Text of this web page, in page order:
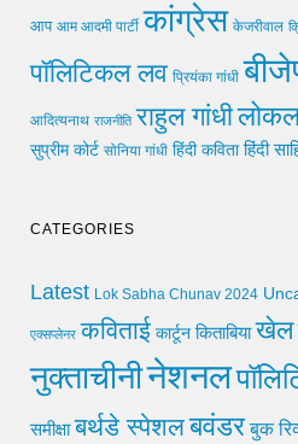
आप आम आदमी पार्टी कांग्रेस केजरीवाल
पॉलिटिकल लव प्रियंका गांधी
आदित्यनाथ राजनीति राहुल गांधीलोकल
सुप्रीम कोर्ट सोनिया गांधी हिंदी कविता हिंदी
CATEGORIES
Latest Lok Sabha Chunav 2024
एक्सप्लेनर कविताई कार्टून किताबिया खेल
नुक्ताचीनीनेशनल
समीक्षा बर्थडे स्पेशलबवंडर बुक